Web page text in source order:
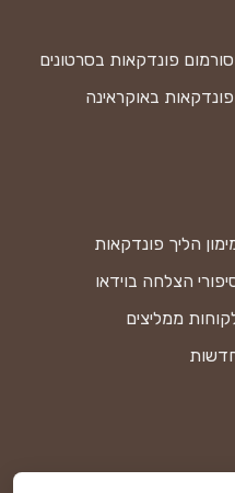
הליך פונדקאות
הצלחה בוידאו
ממליצים
סורמום פונדקאות בסרטונים
פונדקאות באוקראינה